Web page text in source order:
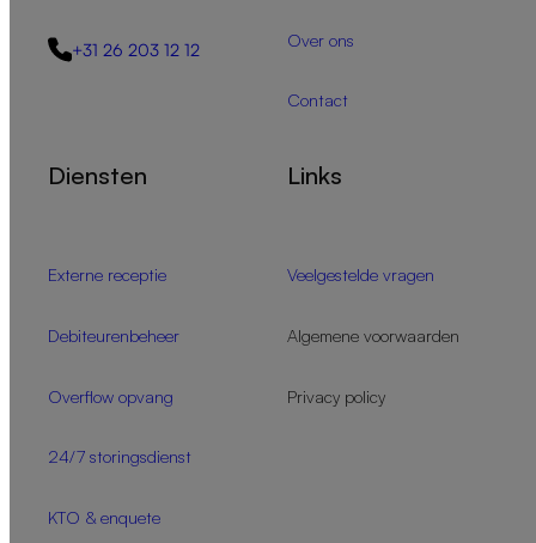
+31 26 203 12 12 Over ons
Contact
Diensten
Externe receptie
Debiteurenbeheer
Overflow opvang
24/7 storingsdienst
KTO & enquete
Links
Veelgestelde vragen
Algemene voorwaarden
Privacy policy